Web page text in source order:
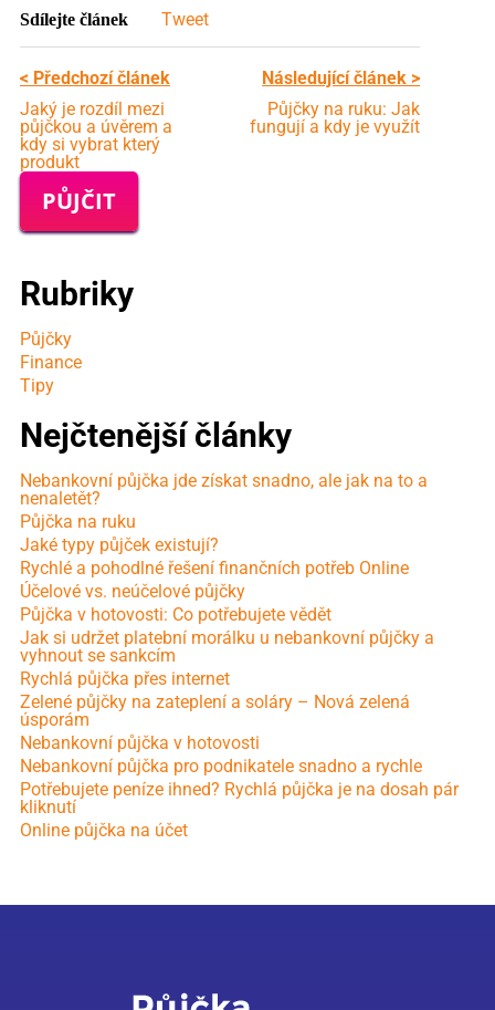
Sdílejte článek Tweet
< Předchozí článek
Jaký je rozdíl mezi
půjčkou a úvěrem a
kdy si vybrat který
produkt
Následující článek >
Půjčky na ruku: Jak
fungují a kdy je využít
PŮJČIT
Rubriky
Půjčky
Finance
Tipy
Nejčtenější články
Nebankovní půjčka jde získat snadno, ale jak na to a
nenaletět?
Půjčka na ruku
Jaké typy půjček existují?
Rychlé a pohodlné řešení finančních potřeb Online
Účelové vs. neúčelové půjčky
Půjčka v hotovosti: Co potřebujete vědět
Jak si udržet platební morálku u nebankovní půjčky a
vyhnout se sankcím
Rychlá půjčka přes internet
Zelené půjčky na zateplení a soláry – Nová zelená
úsporám
Nebankovní půjčka v hotovosti
Nebankovní půjčka pro podnikatele snadno a rychle
Potřebujete peníze ihned? Rychlá půjčka je na dosah pár
kliknutí
Online půjčka na účet